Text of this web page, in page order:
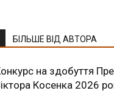
БІЛЬШЕ ВІД АВТОРА
на здобуття
Косенка 2026